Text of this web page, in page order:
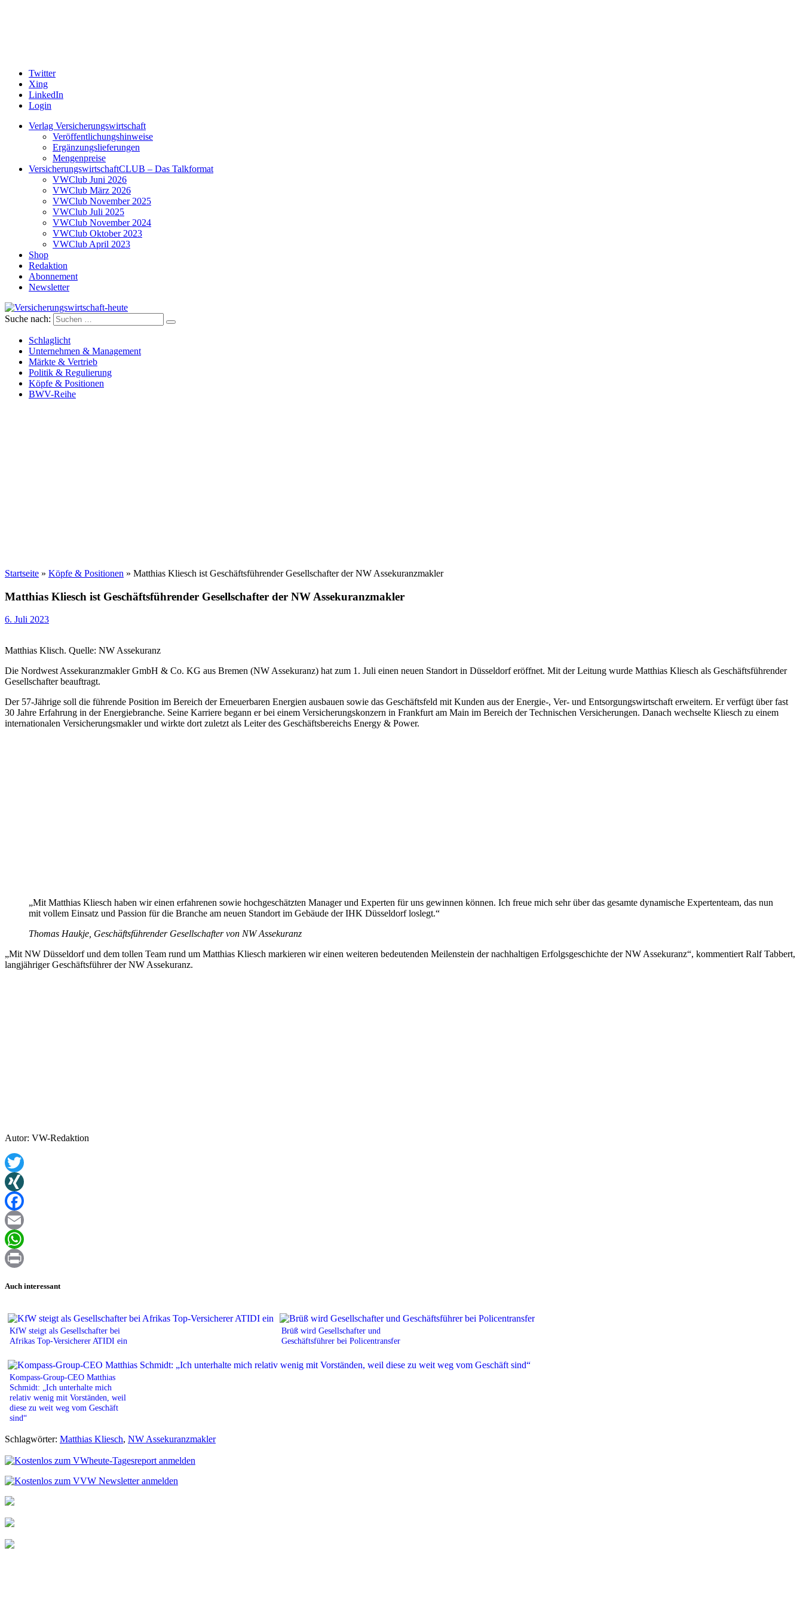
Twitter
Xing
LinkedIn
Login
Verlag Versicherungswirtschaft
Veröffentlichungshinweise
Ergänzungslieferungen
Mengenpreise
VersicherungswirtschaftCLUB – Das Talkformat
VWClub Juni 2026
VWClub März 2026
VWClub November 2025
VWClub Juli 2025
VWClub November 2024
VWClub Oktober 2023
VWClub April 2023
Shop
Redaktion
Abonnement
Newsletter
Versicherungswirtschaft-heute
Suche nach:
Schlaglicht
Unternehmen & Management
Märkte & Vertrieb
Politik & Regulierung
Köpfe & Positionen
BWV-Reihe
Startseite » Köpfe & Positionen » Matthias Kliesch ist Geschäftsführender Gesellschafter der NW Assekuranzmakler
Matthias Kliesch ist Geschäftsführender Gesellschafter der NW Assekuranzmakler
6. Juli 2023
Matthias Klisch. Quelle: NW Assekuranz
Die Nordwest Assekuranzmakler GmbH & Co. KG aus Bremen (NW Assekuranz) hat zum 1. Juli einen neuen Standort in Düsseldorf eröffnet. Mit der Leitung wurde Matthias Kliesch als Geschäftsführender
Gesellschafter beauftragt.
Der 57-Jährige soll die führende Position im Bereich der Erneuerbaren Energien ausbauen sowie das Geschäftsfeld mit Kunden aus der Energie-, Ver- und Entsorgungswirtschaft erweitern. Er verfügt über fast
30 Jahre Erfahrung in der Energiebranche. Seine Karriere begann er bei einem Versicherungskonzern in Frankfurt am Main im Bereich der Technischen Versicherungen. Danach wechselte Kliesch zu einem
internationalen Versicherungsmakler und wirkte dort zuletzt als Leiter des Geschäftsbereichs Energy & Power.
„Mit Matthias Kliesch haben wir einen erfahrenen sowie hochgeschätzten Manager und Experten für uns gewinnen können. Ich freue mich sehr über das gesamte dynamische Expertenteam, das nun
mit vollem Einsatz und Passion für die Branche am neuen Standort im Gebäude der IHK Düsseldorf loslegt.“
Thomas Haukje, Geschäftsführender Gesellschafter von NW Assekuranz
„Mit NW Düsseldorf und dem tollen Team rund um Matthias Kliesch markieren wir einen weiteren bedeutenden Meilenstein der nachhaltigen Erfolgsgeschichte der NW Assekuranz“, kommentiert Ralf Tabbert,
langjähriger Geschäftsführer der NW Assekuranz.
Autor: VW-Redaktion
Twitter
XING
Facebook
Email
WhatsApp
Auch interessant
KfW steigt als Gesellschafter bei
Afrikas Top-Versicherer ATIDI ein
Brüß wird Gesellschafter und
Geschäftsführer bei Policentransfer
Kompass-Group-CEO Matthias
Schmidt: „Ich unterhalte mich
relativ wenig mit Vorständen, weil
diese zu weit weg vom Geschäft
sind“
Schlagwörter: Matthias Kliesch, NW Assekuranzmakler